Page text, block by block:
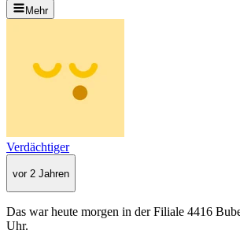
Mehr
Verdächtiger
vor 2 Jahren
Das war heute morgen in der Filiale 4416
Uhr.